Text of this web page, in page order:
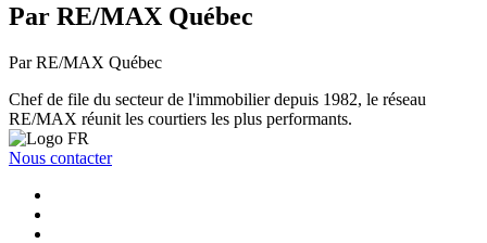
Par RE/MAX Québec
Par RE/MAX Québec
Chef de file du secteur de l'immobilier depuis 1982, le réseau
RE/MAX réunit les courtiers les plus performants.
Nous contacter